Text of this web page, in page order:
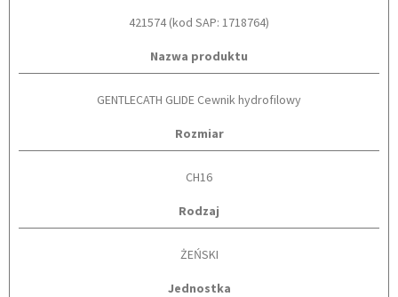
421574 (kod SAP: 1718764)
Nazwa produktu
GENTLECATH GLIDE Cewnik hydrofilowy
Rozmiar
CH16
Rodzaj
ŻEŃSKI
Jednostka